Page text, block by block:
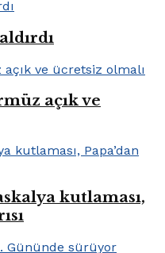
açık ve
kutlaması,